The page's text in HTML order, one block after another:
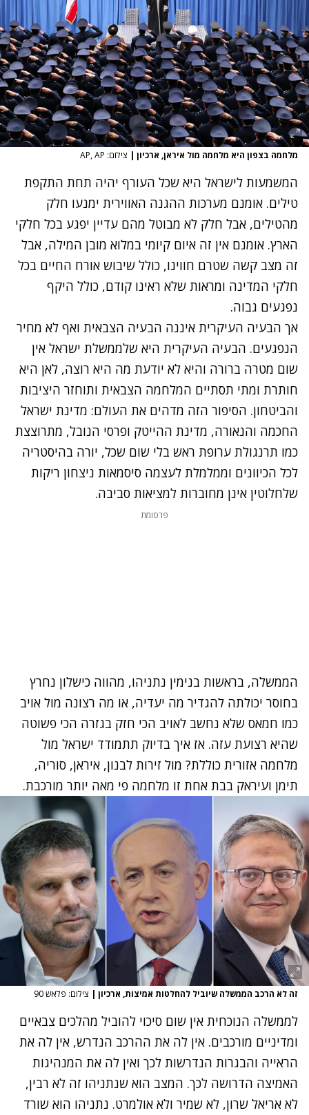
מלחמה בצפון היא מלחמה מול איראן, ארכיון | צילום: AP, AP
המשמעות לישראל היא שכל העורף יהיה תחת התקפת
טילים. אומנם מערכות ההגנה האווירית ימנעו חלק
מהטילים, אבל חלק לא מבוטל מהם עדיין יפגע בכל חלקי
הארץ. אומנם אין זה איום קיומי במלוא מובן המילה, אבל
זה מצב קשה שטרם חווינו, כולל שיבוש אורח החיים בכל
חלקי המדינה ומראות שלא ראינו קודם, כולל היקף
נפגעים גבוה.
אך הבעיה העיקרית איננה הבעיה הצבאית ואף לא מחיר
הנפגעים. הבעיה העיקרית היא שלממשלת ישראל אין
שום מטרה ברורה והיא לא יודעת מה היא רוצה, לאן היא
חותרת ומתי תסתיים המלחמה הצבאית ותוחזר היציבות
והביטחון. הסיפור הזה מדהים את העולם: מדינת ישראל
החכמה והנאורה, מדינת ההייטק ופרסי הנובל, מתרוצצת
כמו תרנגולת ערופת ראש בלי שום שכל, יורה בהיסטריה
לכל הכיוונים וממלמלת לעצמה סיסמאות ניצחון ריקות
שלחלוטין אינן מחוברות למציאות סביבה.
פרסומת
הממשלה, בראשות בנימין נתניהו, מהווה כישלון נחרץ
בחוסר יכולתה להגדיר מה יעדיה, או מה רצונה מול אויב
כמו חמאס שלא נחשב לאויב הכי חזק בגזרה הכי פשוטה
שהיא רצועת עזה. אז איך בדיוק תתמודד ישראל מול
מלחמה אזורית כוללת? מול זירות לבנון, איראן, סוריה,
תימן ועיראק בבת אחת זו מלחמה פי מאה יותר מורכבת.
זה לא הרכב הממשלה שיוביל להחלטות אמיצות, ארכיון | צילום: פלאש 90
לממשלה הנוכחית אין שום סיכוי להוביל מהלכים צבאיים
ומדיניים מורכבים. אין לה את ההרכב הנדרש, אין לה את
הראייה והבגרות הנדרשות לכך ואין לה את המנהיגות
האמיצה הדרושה לכך. המצב הוא שנתניהו זה לא רבין,
לא אריאל שרון, לא שמיר ולא אולמרט. נתניהו הוא שורד